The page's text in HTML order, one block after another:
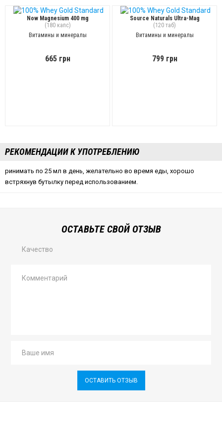
Now Magnesium 400 mg
(180 капс)
Витамины и минералы
665 грн
Source Naturals Ultra-Mag
(120 таб)
Витамины и минералы
799 грн
РЕКОМЕНДАЦИИ К УПОТРЕБЛЕНИЮ
ринимать по 25 мл в день, желательно во время еды, хорошо
встряхнув бутылку перед использованием.
ОСТАВЬТЕ СВОЙ ОТЗЫВ
Качество
ОСТАВИТЬ ОТЗЫВ